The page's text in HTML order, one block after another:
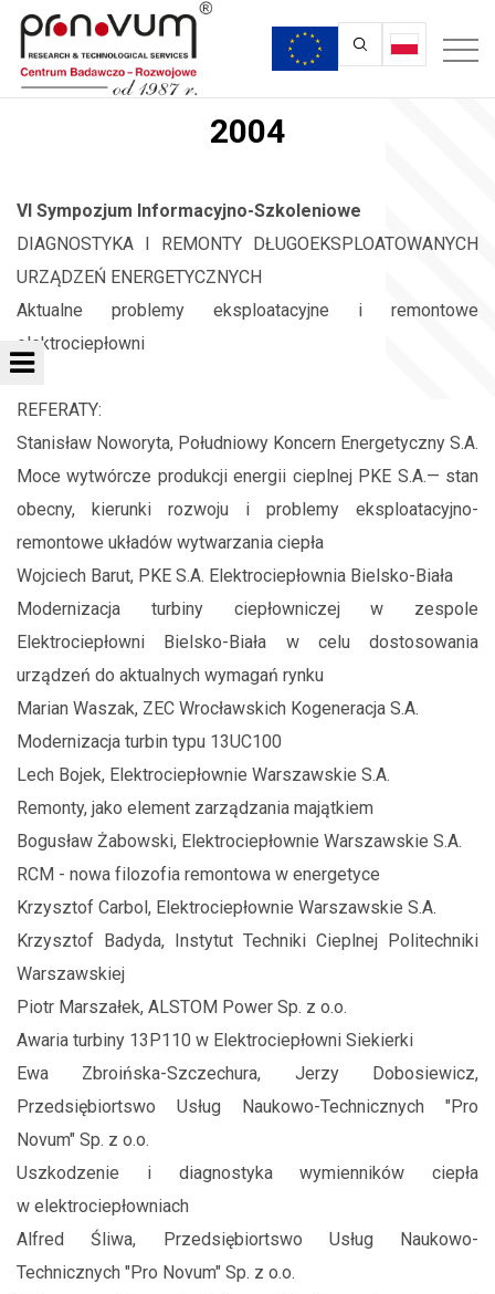
2004
VI Sympozjum Informacyjno-Szkoleniowe
DIAGNOSTYKA I REMONTY DŁUGOEKSPLOATOWANYCH
URZĄDZEŃ ENERGETYCZNYCH
Aktualne problemy eksploatacyjne i remontowe
elektrociepłowni
REFERATY:
Stanisław Noworyta, Południowy Koncern Energetyczny S.A.
Moce wytwórcze produkcji energii cieplnej PKE S.A.— stan
obecny, kierunki rozwoju i problemy eksploatacyjno-
remontowe układów wytwarzania ciepła
Wojciech Barut, PKE S.A. Elektrociepłownia Bielsko-Biała
Modernizacja turbiny ciepłowniczej w zespole
Elektrociepłowni Bielsko-Biała w celu dostosowania
urządzeń do aktualnych wymagań rynku
Marian Waszak, ZEC Wrocławskich Kogeneracja S.A.
Modernizacja turbin typu 13UC100
Lech Bojek, Elektrociepłownie Warszawskie S.A.
Remonty, jako element zarządzania majątkiem
Bogusław Żabowski, Elektrociepłownie Warszawskie S.A.
RCM - nowa filozofia remontowa w energetyce
Krzysztof Carbol, Elektrociepłownie Warszawskie S.A.
Krzysztof Badyda, Instytut Techniki Cieplnej Politechniki
Warszawskiej
Piotr Marszałek, ALSTOM Power Sp. z o.o.
Awaria turbiny 13P110 w Elektrociepłowni Siekierki
Ewa Zbroińska-Szczechura, Jerzy Dobosiewicz,
Przedsiębiortswo Usług Naukowo-Technicznych "Pro
Novum" Sp. z o.o.
Uszkodzenie i diagnostyka wymienników ciepła
w elektrociepłowniach
Alfred Śliwa, Przedsiębiortswo Usług Naukowo-
Technicznych "Pro Novum" Sp. z o.o.